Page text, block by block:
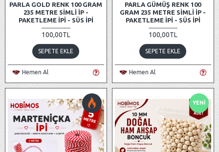
PARLA GOLD RENK 100 GRAM
235 METRE SIMLI İP -
PAKETLEME İPI - SÜS İPI
100,00TL
SEPETE EKLE
Hemen Al
PARLA GÜMÜŞ RENK 100
GRAM 235 METRE SIMLI İP -
PAKETLEME İPI - SÜS İPI
100,00TL
SEPETE EKLE
Hemen Al
YENI